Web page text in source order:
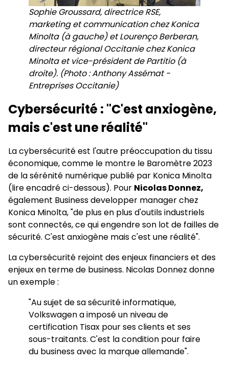
Sophie Groussard, directrice RSE,
marketing et communication chez Konica
Minolta (à gauche) et Lourenço Berberan,
directeur régional Occitanie chez Konica
Minolta et vice-président de Partitio (à
droite). (Photo : Anthony Assémat -
Entreprises Occitanie)
Cybersécurité : "C'est anxiogène,
mais c'est une réalité"
La cybersécurité est l'autre préoccupation du tissu
économique, comme le montre le Baromètre 2023
de la sérénité numérique publié par Konica Minolta
(lire encadré ci-dessous). Pour Nicolas Donnez,
également Business developper manager chez
Konica Minolta, "de plus en plus d'outils industriels
sont connectés, ce qui engendre son lot de failles de
sécurité. C'est anxiogène mais c'est une réalité".
La cybersécurité rejoint des enjeux financiers et des
enjeux en terme de business. Nicolas Donnez donne
un exemple :
"Au sujet de sa sécurité informatique,
Volkswagen a imposé un niveau de
certification Tisax pour ses clients et ses
sous-traitants. C'est la condition pour faire
du business avec la marque allemande".